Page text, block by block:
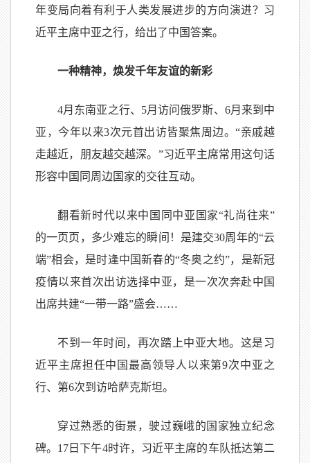
年变局向着有利于人类发展进步的方向演进？习
近平主席中亚之行，给出了中国答案。
一种精神，焕发千年友谊的新彩
4月东南亚之行、5月访问俄罗斯、6月来到中
亚，今年以来3次元首出访皆聚焦周边。“亲戚越
走越近，朋友越交越深。”习近平主席常用这句话
形容中国同周边国家的交往互动。
翻看新时代以来中国同中亚国家“礼尚往来”
的一页页，多少难忘的瞬间！是建交30周年的“云
端”相会，是时逢中国新春的“冬奥之约”，是新冠
疫情以来首次出访选择中亚，是一次次奔赴中国
出席共建“一带一路”盛会……
不到一年时间，再次踏上中亚大地。这是习
近平主席担任中国最高领导人以来第9次中亚之
行、第6次到访哈萨克斯坦。
穿过熟悉的街景，驶过巍峨的国家独立纪念
碑。17日下午4时许，习近平主席的车队抵达第二